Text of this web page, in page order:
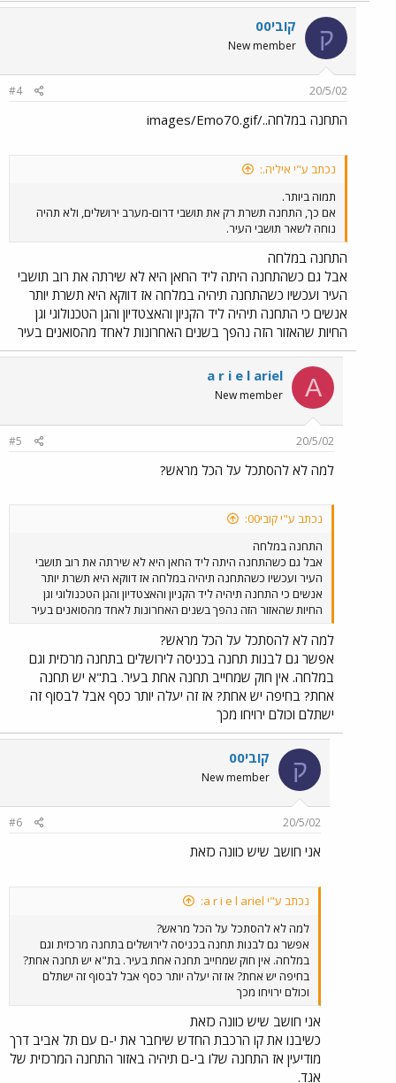
ק קובי00
New member
20/5/02
#4
התחנה במלחה../images/Emo70.gif
נכתב ע"י איליה.:
תמוה ביותר.
אם כך, התחנה תשרת רק את תושבי דרום-מערב ירושלים, ולא תהיה
נוחה לשאר תושבי העיר.
התחנה במלחה
אבל גם כשהתחנה היתה ליד החאן היא לא שירתה את רוב תושבי
העיר ועכשיו כשהתחנה תיהיה במלחה אז דווקא היא תשרת יותר
אנשים כי התחנה תיהיה ליד הקניון והאצטדיון והגן הטכנולוגי וגן
החיות שהאזור הזה נהפך בשנים האחרונות לאחד מהסואנים בעיר
A
a r i e l ariel
New member
20/5/02
#5
למה לא להסתכל על הכל מראש?
נכתב ע"י קובי00:
התחנה במלחה
אבל גם כשהתחנה היתה ליד החאן היא לא שירתה את רוב תושבי
העיר ועכשיו כשהתחנה תיהיה במלחה אז דווקא היא תשרת יותר
אנשים כי התחנה תיהיה ליד הקניון והאצטדיון והגן הטכנולוגי וגן
החיות שהאזור הזה נהפך בשנים האחרונות לאחד מהסואנים בעיר
למה לא להסתכל על הכל מראש?
אפשר גם לבנות תחנה בכניסה לירושלים בתחנה מרכזית וגם
במלחה. אין חוק שמחייב תחנה אחת בעיר. בת"א יש תחנה
אחת? בחיפה יש אחת? אז זה יעלה יותר כסף אבל לבסוף זה
ישתלם וכולם ירויחו מכך
ק קובי00
New member
20/5/02
#6
אני חושב שיש כוונה כזאת
נכתב ע"י a r i e l ariel:
למה לא להסתכל על הכל מראש?
אפשר גם לבנות תחנה בכניסה לירושלים בתחנה מרכזית וגם
במלחה. אין חוק שמחייב תחנה אחת בעיר. בת"א יש תחנה אחת?
בחיפה יש אחת? אז זה יעלה יותר כסף אבל לבסוף זה ישתלם
וכולם ירויחו מכך
אני חושב שיש כוונה כזאת
כשיבנו את קו הרכבת החדש שיחבר את י-ם עם תל אביב דרך
מודיעין אז התחנה שלו בי-ם תיהיה באזור התחנה המרכזית של
אגד.